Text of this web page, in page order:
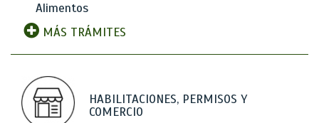
Alimentos
MÁS TRÁMITES
HABILITACIONES, PERMISOS Y
COMERCIO